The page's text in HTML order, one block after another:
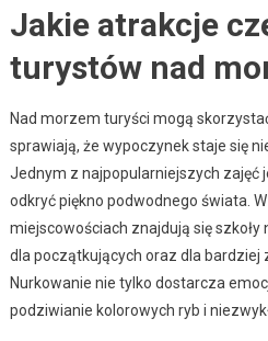
Jakie atrakcje
turystów nad
Nad morzem turyści mogą
sprawiają, że wypoczynek staje się
Jednym z najpopularniejszych zajęć
odkryć piękno podwodnego świata.
miejscowościach znajdują się
dla początkujących oraz dla bardziej
Nurkowanie nie tylko dostarcza
podziwianie kolorowych ryb i